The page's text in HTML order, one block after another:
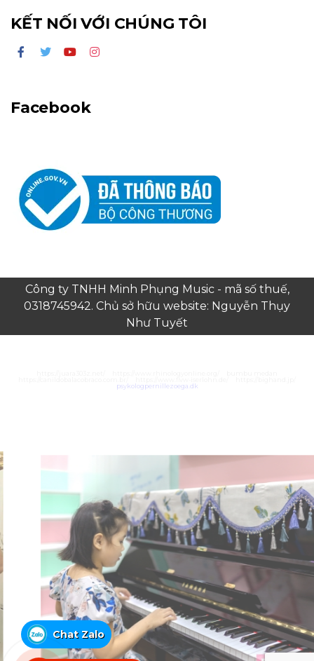
KẾT NỐI VỚI CHÚNG TÔI
Facebook
Công ty TNHH Minh Phụng Music - mã số thuế,
0318745942. Chủ sở hữu website: Nguyễn Thụy
Như Tuyết
Chat Zalo
psykologpernillezoega.dk